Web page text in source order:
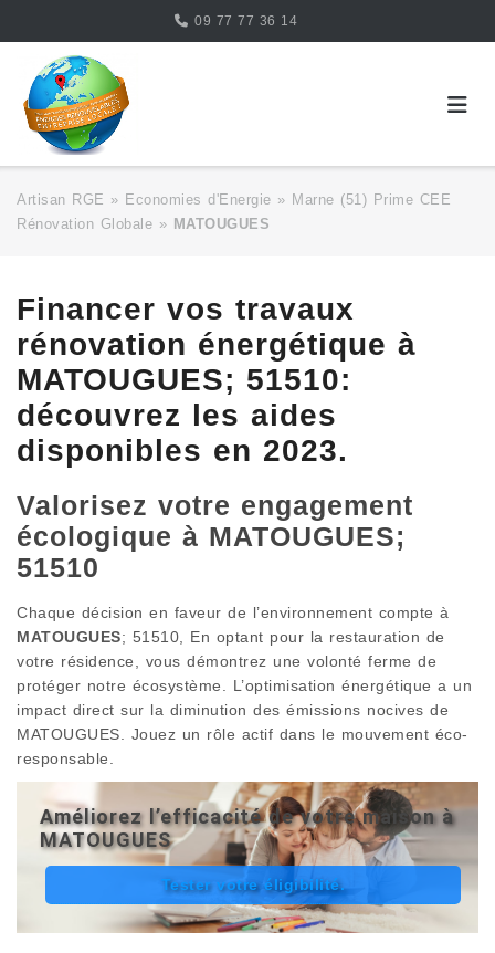
content
09 77 77 36 14
Artisan RGE » Economies d'Energie » Marne (51) Prime CEE
Rénovation Globale » MATOUGUES
Financer vos travaux
rénovation énergétique à
MATOUGUES; 51510:
découvrez les aides
disponibles en 2023.
Valorisez votre engagement
écologique à MATOUGUES;
51510
Chaque décision en faveur de l’environnement compte à
MATOUGUES; 51510, En optant pour la restauration de
votre résidence, vous démontrez une volonté ferme de
protéger notre écosystème. L’optimisation énergétique a un
impact direct sur la diminution des émissions nocives de
MATOUGUES. Jouez un rôle actif dans le mouvement éco-
responsable.
Améliorez l’efficacité de votre maison à
MATOUGUES
Tester votre éligibilité.